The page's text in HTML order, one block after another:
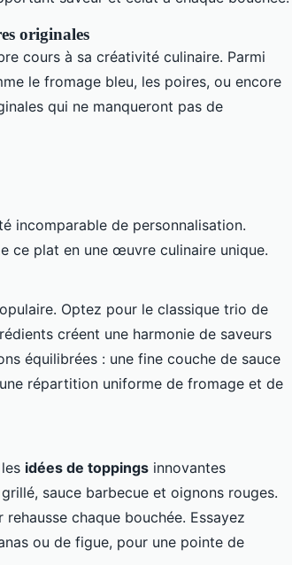
originales
cours à sa créativité culinaire. Parmi
le fromage bleu, les poires, ou encore
qui ne manqueront pas de
incomparable de personnalisation.
ce plat en une œuvre culinaire unique.
Optez pour le classique trio de
créent une harmonie de saveurs
équilibrées : une fine couche de sauce
répartition uniforme de fromage et de
idées de toppings innovantes
sauce barbecue et oignons rouges.
chaque bouchée. Essayez
ou de figue, pour une pointe de